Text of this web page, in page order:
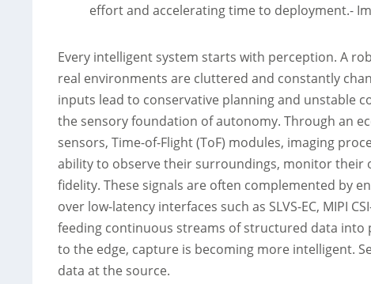
effort and accelerating time to deployment.-
Every intelligent system starts with perception. A
real environments are cluttered and constantly
inputs lead to conservative planning and unstable
the sensory foundation of autonomy. Through an
sensors, Time-of-Flight (ToF) modules, imaging
ability to observe their surroundings, monitor their
fidelity. These signals are often complemented by
over low-latency interfaces such as SLVS-EC, MIPI
feeding continuous streams of structured data
to the edge, capture is becoming more intelligent.
data at the source.